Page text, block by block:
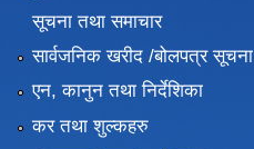
सूचना तथा समाचार
सार्वजनिक खरीद /बोलपत्र सूचना
एन, कानुन तथा निर्देशिका
कर तथा शुल्कहरु